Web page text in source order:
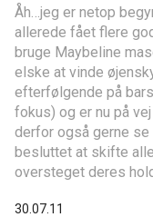
Åh…jeg er netop
allerede fået flere
bruge Maybeline
elske at vinde
efterfølgende på
fokus) og er nu på
derfor også gerne
besluttet at skifte
oversteget deres
30.07.11